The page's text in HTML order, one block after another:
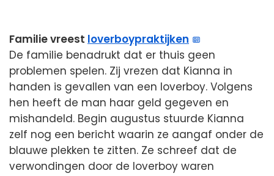
Familie vreest loverboypraktijken
De familie benadrukt dat er thuis geen
problemen spelen. Zij vrezen dat Kianna in
handen is gevallen van een loverboy. Volgens
hen heeft de man haar geld gegeven en
mishandeld. Begin augustus stuurde Kianna
zelf nog een bericht waarin ze aangaf onder de
blauwe plekken te zitten. Ze schreef dat de
verwondingen door de loverboy waren